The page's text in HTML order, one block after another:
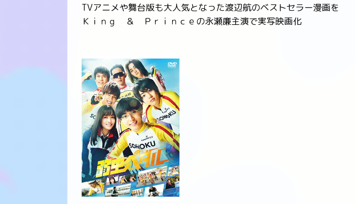
TVアニメや舞台版も大人気となった渡辺航のベストセラー漫画を
Ｋｉｎｇ ＆ Ｐｒｉｎｃｅの永瀬廉主演で実写映画化